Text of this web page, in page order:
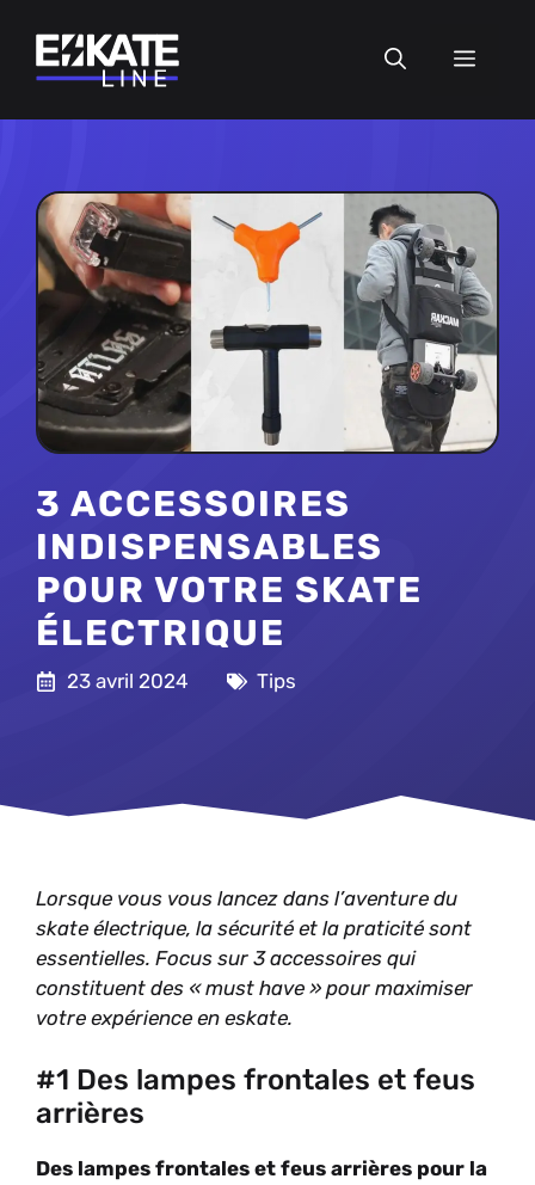
contenu
3 ACCESSOIRES
INDISPENSABLES
POUR VOTRE SKATE
ÉLECTRIQUE
23 avril 2024 Tips
Lorsque vous vous lancez dans l’aventure du
skate électrique, la sécurité et la praticité sont
essentielles. Focus sur 3 accessoires qui
constituent des « must have » pour maximiser
votre expérience en eskate.
#1 Des lampes frontales et feus
arrières
Des lampes frontales et feus arrières pour la